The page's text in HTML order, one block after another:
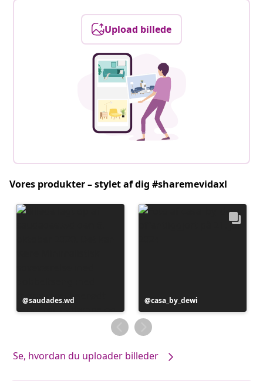
Upload billede
Vores produkter – stylet af dig #sharemevidaxl
Opslag
offentliggjort
saudades.wd
Opslag
offentliggjort
af
casa_by_dewi
Se, hvordan du uploader billeder